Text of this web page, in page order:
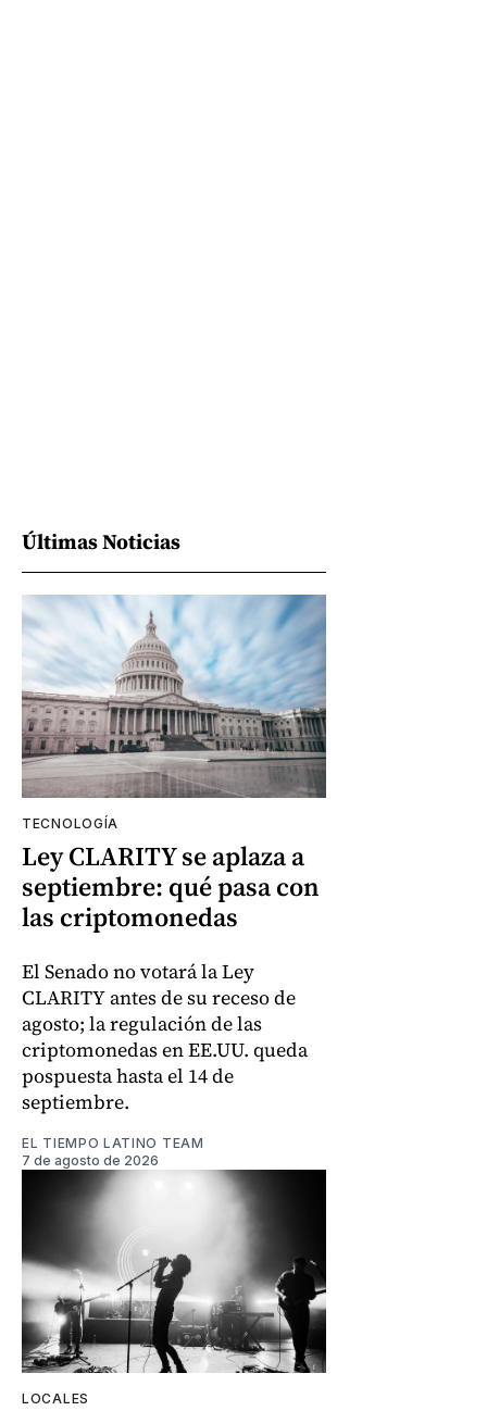
Últimas Noticias
TECNOLOGÍA
Ley CLARITY se aplaza a
septiembre: qué pasa con
las criptomonedas
El Senado no votará la Ley
CLARITY antes de su receso de
agosto; la regulación de las
criptomonedas en EE.UU. queda
pospuesta hasta el 14 de
septiembre.
EL TIEMPO LATINO TEAM
7 de agosto de 2026
LOCALES